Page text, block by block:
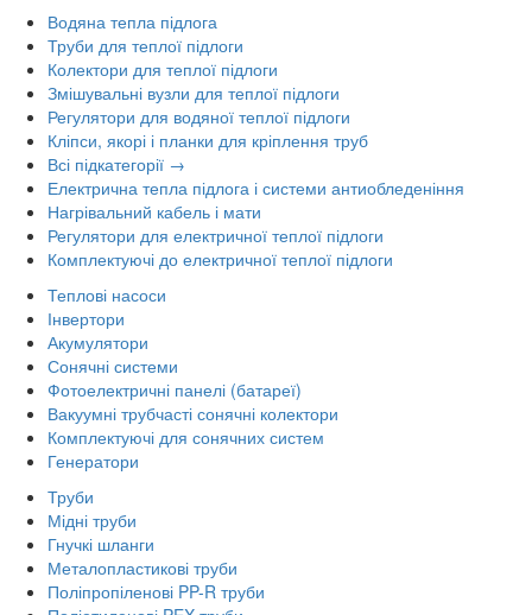
Водяна тепла підлога
Труби для теплої підлоги
Колектори для теплої підлоги
Змішувальні вузли для теплої підлоги
Регулятори для водяної теплої підлоги
Кліпси, якорі і планки для кріплення труб
Всі підкатегорії →
Електрична тепла підлога і системи антиобледеніння
Нагрівальний кабель і мати
Регулятори для електричної теплої підлоги
Комплектуючі до електричної теплої підлоги
Теплові насоси
Інвертори
Акумулятори
Сонячні системи
Фотоелектричні панелі (батареї)
Вакуумні трубчасті сонячні колектори
Комплектуючі для сонячних систем
Генератори
Труби
Мідні труби
Гнучкі шланги
Металопластикові труби
Поліпропіленові PP-R труби